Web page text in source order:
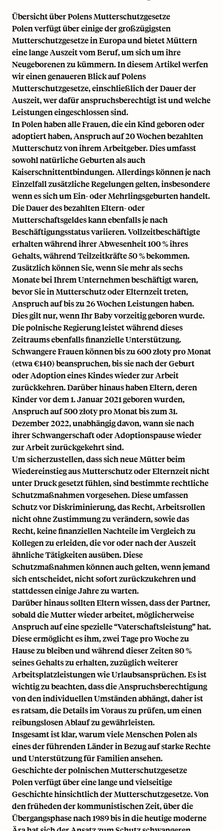
Übersicht über Polens Mutterschutzgesetze
Polen verfügt über einige der großzügigsten
Mutterschutzgesetze in Europa und bietet Müttern
eine lange Auszeit vom Beruf, um sich um ihre
Neugeborenen zu kümmern. In diesem Artikel werfen
wir einen genaueren Blick auf Polens
Mutterschutzgesetze, einschließlich der Dauer der
Auszeit, wer dafür anspruchsberechtigt ist und welche
Leistungen eingeschlossen sind.
In Polen haben alle Frauen, die ein Kind geboren oder
adoptiert haben, Anspruch auf 20 Wochen bezahlten
Mutterschutz von ihrem Arbeitgeber. Dies umfasst
sowohl natürliche Geburten als auch
Kaiserschnittentbindungen. Allerdings können je nach
Einzelfall zusätzliche Regelungen gelten, insbesondere
wenn es sich um Ein- oder Mehrlingsgeburten handelt.
Die Dauer des bezahlten Eltern- oder
Mutterschaftsgeldes kann ebenfalls je nach
Beschäftigungsstatus variieren. Vollzeitbeschäftigte
erhalten während ihrer Abwesenheit 100 % ihres
Gehalts, während Teilzeitkräfte 50 % bekommen.
Zusätzlich können Sie, wenn Sie mehr als sechs
Monate bei Ihrem Unternehmen beschäftigt waren,
bevor Sie in Mutterschutz oder Elternzeit treten,
Anspruch auf bis zu26 Wochen Leistungenhaben.
Dies gilt nur, wenn Ihr Baby vorzeitig geboren wurde.
Die polnische Regierung leistet während dieses
Zeitraums ebenfalls finanzielle Unterstützung.
Schwangere Frauen können bis zu 600 złoty pro Monat
(etwa €140) beanspruchen, bis sie nach der Geburt
oder Adoption eines Kindes wieder zur Arbeit
zurückkehren. Darüber hinaus haben Eltern, deren
Kinder vor dem 1. Januar 2021 geboren wurden,
Anspruch auf 500 złoty pro Monat bis zum 31.
Dezember 2022, unabhängig davon, wann sie nach
ihrer Schwangerschaft oder Adoptionspause wieder
zur Arbeit zurückgekehrt sind.
Um sicherzustellen, dass sich neue Mütter beim
Wiedereinstieg aus Mutterschutz oder Elternzeit nicht
unter Druck gesetzt fühlen, sind bestimmterechtliche
Schutzmaßnahmenvorgesehen. Diese umfassen
Schutz vor Diskriminierung, das Recht, Arbeitsrollen
nicht ohne Zustimmung zu verändern, sowie das
Recht, keine finanziellen Nachteile im Vergleich zu
Kollegen zu erleiden, die vor oder nach der Auszeit
ähnliche Tätigkeiten ausüben. Diese
Schutzmaßnahmen können auch gelten, wenn jemand
sich entscheidet, nicht sofort zurückzukehren und
stattdessen einige Jahre zu warten.
Darüber hinaus sollten Eltern wissen, dass der Partner,
sobald die Mutter wieder arbeitet, möglicherweise
Anspruch auf eine spezielle “Vaterschaftsleistung” hat.
Diese ermöglicht es ihm, zwei Tage pro Woche zu
Hause zu bleiben und während dieser Zeiten 80 %
seines Gehalts zu erhalten, zuzüglich weiterer
Arbeitsplatzleistungen wie Urlaubsansprüchen. Es ist
wichtig zu beachten, dass die Anspruchsberechtigung
von den individuellen Umständen abhängt, daher ist
es ratsam, die Details im Voraus zu prüfen, um einen
reibungslosen Ablauf zu gewährleisten.
Insgesamt ist klar, warum viele Menschen Polen als
eines der führenden Länder in Bezug auf starke Rechte
und Unterstützung für Familien ansehen.
Geschichte der polnischen Mutterschutzgesetze
Polen verfügt über eine lange und vielseitige
Geschichte hinsichtlich der Mutterschutzgesetze. Von
den früheden der kommunistischen Zeit, über die
Übergangsphase nach 1989 bis in die heutige moderne